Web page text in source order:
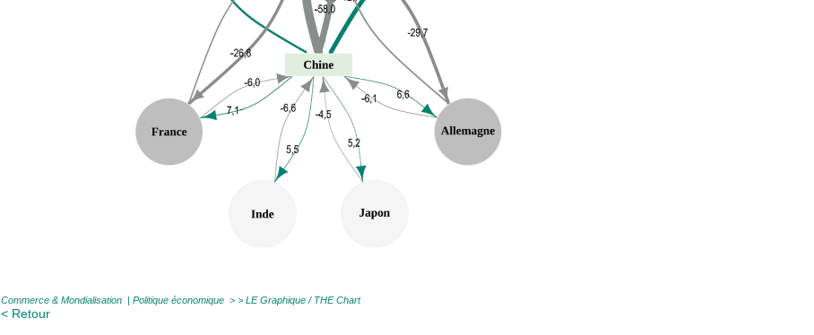
Commerce & Mondialisation Politique économique > > LE Graphique / THE Chart
< Retour